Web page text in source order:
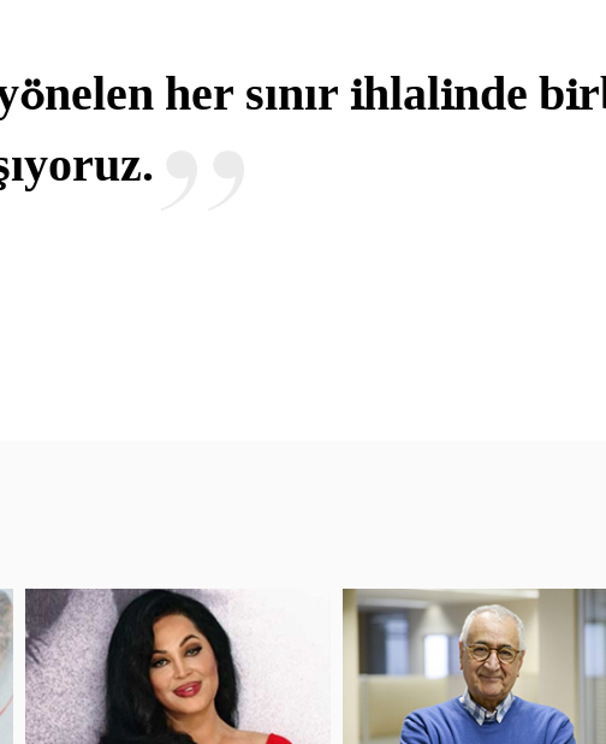
her sınır ihlalinde